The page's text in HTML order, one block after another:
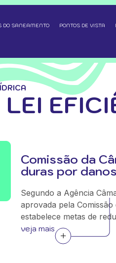
DO SANEAMENTO PONTOS DE VISTA
Comissão da
duras por
Segundo a Agência
aprovada pela Comissão
estabelece metas de
veja mais